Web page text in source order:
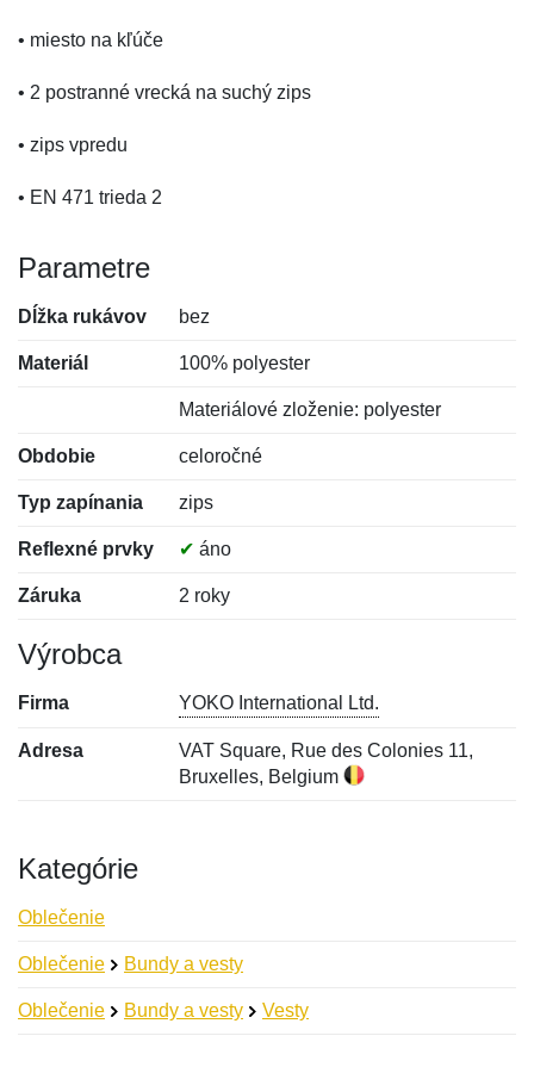
• miesto na kľúče
• 2 postranné vrecká na suchý zips
• zips vpredu
• EN 471 trieda 2
Parametre
Dĺžka rukávov bez
Materiál 100% polyester
Materiálové zloženie: polyester
Obdobie celoročné
Typ zapínania zips
Reflexné prvky ✔ áno
Záruka 2 roky
Výrobca
Firma YOKO International Ltd.
Adresa
VAT Square, Rue des Colonies 11,
Bruxelles, Belgium
Kategórie
Oblečenie
Oblečenie Bundy a vesty
Oblečenie Bundy a vesty Vesty